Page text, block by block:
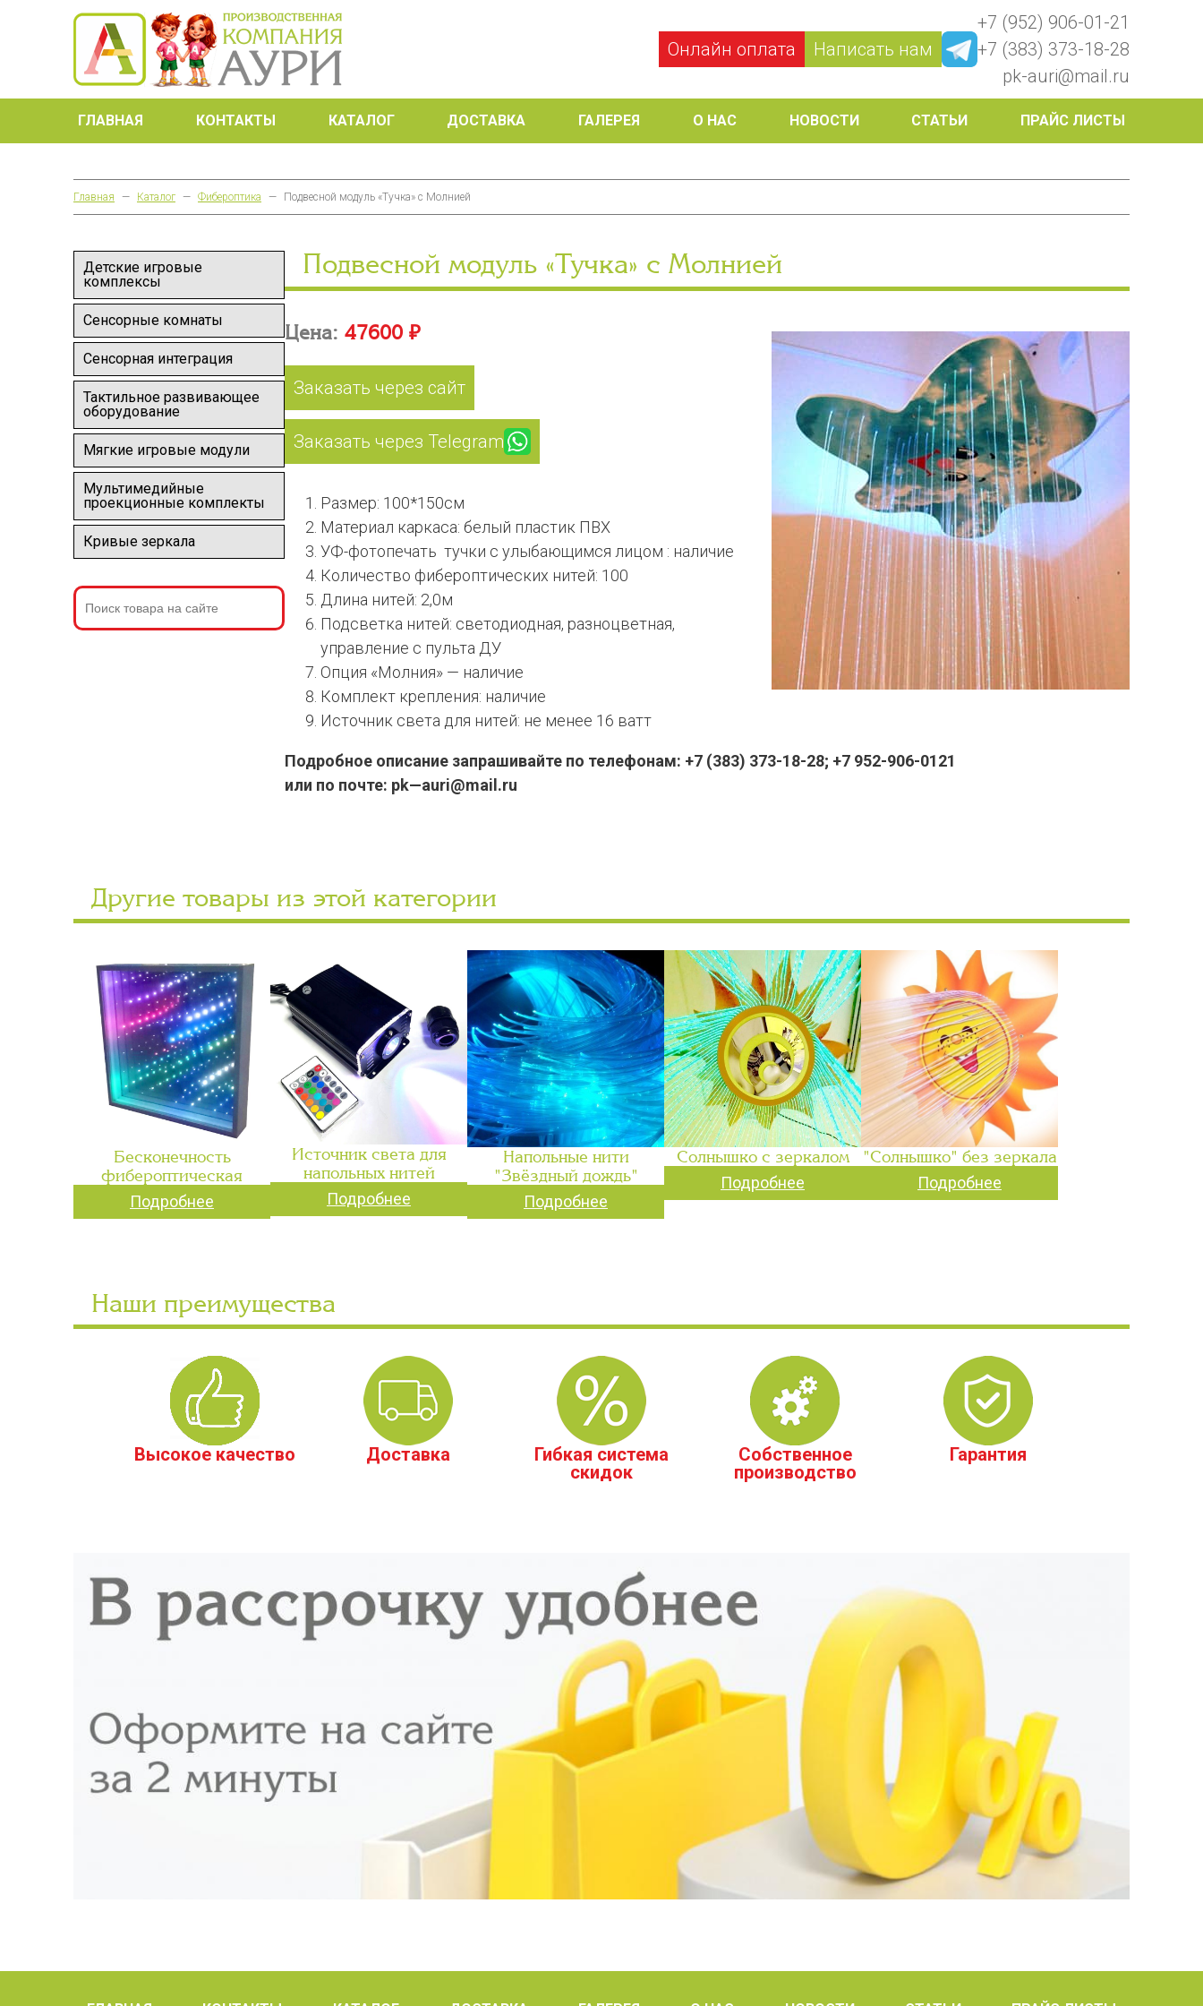
Онлайн оплата Написать нам
+7 (952) 906-01-21
+7 (383) 373-18-28
pk-auri@mail.ru
ГЛАВНАЯ КОНТАКТЫ КАТАЛОГ ДОСТАВКА ГАЛЕРЕЯ О НАС НОВОСТИ СТАТЬИ ПРАЙС ЛИСТЫ
Главная — Каталог — Фибероптика — Подвесной модуль «Тучка» с Молнией
Детские игровые
комплексы
Сенсорные комнаты
Сенсорная интеграция
Тактильное развивающее
оборудование
Мягкие игровые модули
Мультимедийные
проекционные комплекты
Кривые зеркала
Подвесной модуль «Тучка» с Молнией
Цена: 47600 ₽
Заказать через сайт
Заказать через Telegram
Размер: 100*150см
Материал каркаса: белый пластик ПВХ
УФ-фотопечать тучки с улыбающимся лицом : наличие
Количество фибероптических нитей: 100
Длина нитей: 2,0м
Подсветка нитей: светодиодная, разноцветная,
управление с пульта ДУ
Опция «Молния» — наличие
Комплект крепления: наличие
Источник света для нитей: не менее 16 ватт
Подробное описание запрашивайте по телефонам: +7 (383) 373-18-28; +7 952-906-0121
или по почте: pk—auri@mail.ru
Другие товары из этой категории
Бесконечность
фибероптическая
Подробнее
Источник света для
напольных нитей
Подробнее
Напольные нити
"Звёздный дождь"
Подробнее
Солнышко с зеркалом
Подробнее
"Солнышко" без зеркала
Подробнее
Наши преимущества
Высокое качество Доставка
Гибкая система
скидок
Собственное
производство
Гарантия